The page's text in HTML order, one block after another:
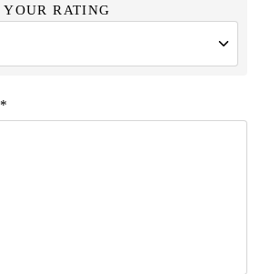
YOUR RATING
*